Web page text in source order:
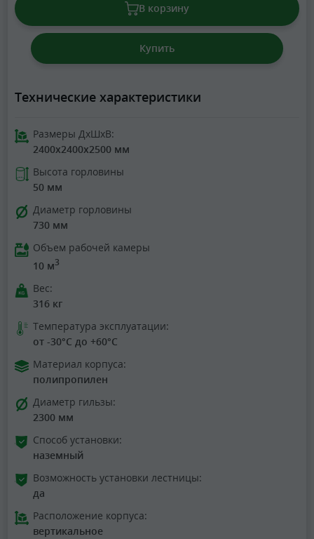
В корзину
Купить
Технические характеристики
Размеры ДхШхВ:
2400x2400x2500 мм
Высота горловины
50 мм
Диаметр горловины
730 мм
Объем рабочей камеры
10 м3
Вес:
316 кг
Температура эксплуатации:
от -30°C до +60°C
Материал корпуса:
полипропилен
Диаметр гильзы:
2300 мм
Способ установки:
наземный
Возможность установки лестницы:
да
Расположение корпуса:
вертикальное